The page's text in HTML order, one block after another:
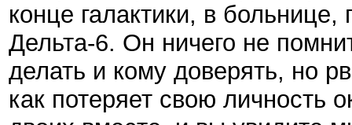
конце галактики, в
Дельта-6. Он ничего не
делать и кому доверять, но
как потеряет свою личность